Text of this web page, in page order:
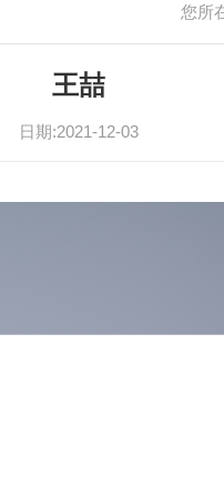
您所
王喆
日期:2021-12-03